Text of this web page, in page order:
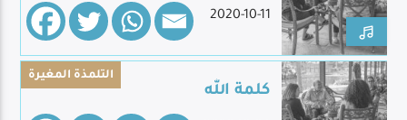
2020-10-11
التلمذة المغيرة
كلمة الله